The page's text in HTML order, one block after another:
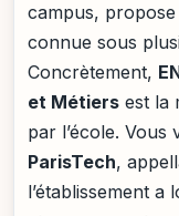
campus,
connue sous
Concrètement,
et Métiers est la
par l’école. Vous
ParisTech,
l’établissement a